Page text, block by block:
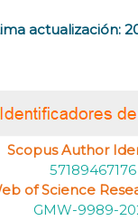
actualización:
Scopus Author
57189467176
of Science
GMW-9989-